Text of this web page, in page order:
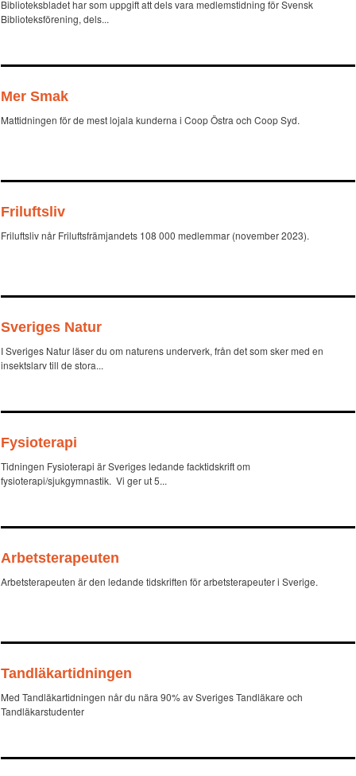
Biblioteksbladet har som uppgift att dels vara medlemstidning för Svensk
Biblioteksförening, dels...
Mer Smak
Mattidningen för de mest lojala kunderna i Coop Östra och Coop Syd.
Friluftsliv
Friluftsliv når Friluftsfrämjandets 108 000 medlemmar (november 2023).
Sveriges Natur
I Sveriges Natur läser du om naturens underverk, från det som sker med en
insektslarv till de stora...
Fysioterapi
Tidningen Fysioterapi är Sveriges ledande facktidskrift om
fysioterapi/sjukgymnastik. Vi ger ut 5...
Arbetsterapeuten
Arbetsterapeuten är den ledande tidskriften för arbetsterapeuter i Sverige.
Tandläkartidningen
Med Tandläkartidningen når du nära 90% av Sveriges Tandläkare och
Tandläkarstudenter